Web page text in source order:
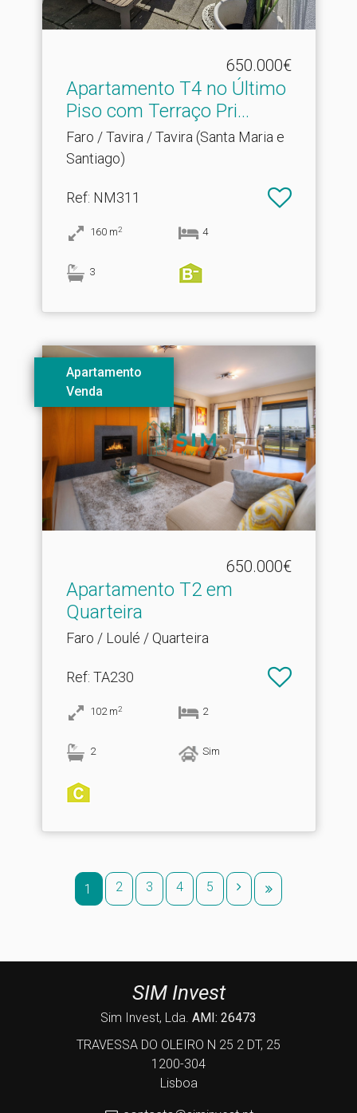
650.000€
Apartamento T4 no Último
Piso com Terraço Pri.​..
Faro / Tavira / Tavira (Santa Maria e
Santiago)
Ref: NM311
160 m2 4
3
Apartamento
Venda
650.000€
Apartamento T2 em
Quarteira
Faro / Loulé / Quarteira
Ref: TA230
102 m2 2
2 Sim
1 2 3 4 5
SIM Invest
Sim Invest, Lda. AMI: 26473
TRAVESSA DO OLEIRO N 25 2 DT, 25
1200-304
Lisboa